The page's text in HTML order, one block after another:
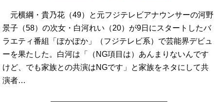
元横綱・貴乃花（49）と元フジテレビアナウンサーの河野
景子（58）の次女・白河れい（20）が9日にスタートしたバ
ラエティ番組「ぽかぽか」（フジテレビ系）で芸能界デビュ
ーを果たした。白河は「（NG項目は）あんまりないんです
けど、でも家族との共演はNGです」と家族をネタにして共
演者…